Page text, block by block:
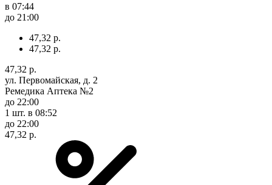
в 07:44
до 21:00
47,32 р.
47,32 р.
47,32 р.
ул. Первомайская, д. 2
Ремедика Аптека №2
до 22:00
1 шт. в 08:52
до 22:00
47,32 р.